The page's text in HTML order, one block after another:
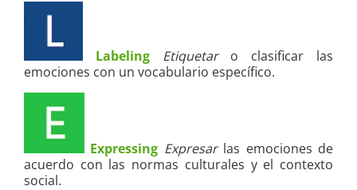
Labeling Etiquetar o clasificar las
emociones con un vocabulario específico.
Expressing Expresar las emociones de
acuerdo con las normas culturales y el contexto
social.